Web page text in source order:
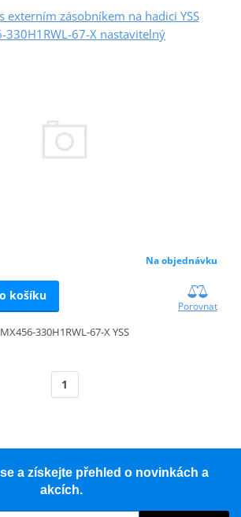
externím zásobníkem na hadici YSS
330H1RWL-67-X nastavitelný
Na objednávku
košíku
Porovnat
MX456-330H1RWL-67-X YSS
1
a získejte přehled o novinkách a
akcích.